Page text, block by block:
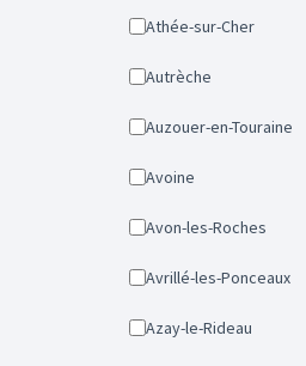
Athée-sur-Cher
Autrèche
Auzouer-en-Touraine
Avoine
Avon-les-Roches
Avrillé-les-Ponceaux
Azay-le-Rideau